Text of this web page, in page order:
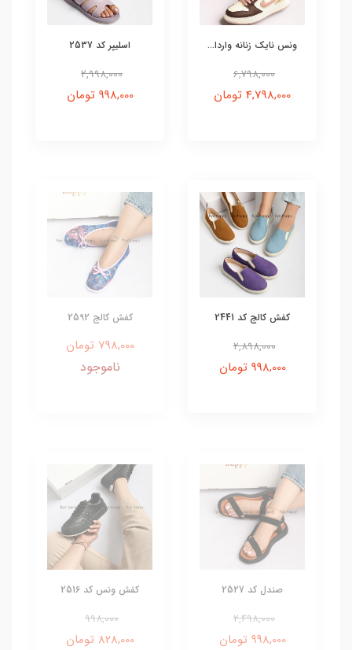
ونس نایک زنانه واردا...
6,798,000
4,798,000 تومان
اسلیپر کد 2537
2,998,000
998,000 تومان
کفش کالج کد 2441
2,898,000
998,000 تومان
کفش کالج 2592
798,000 تومان
ناموجود
صندل کد 2527
2,498,000
998,000 تومان
کفش ونس کد 2516
998,000
828,000 تومان